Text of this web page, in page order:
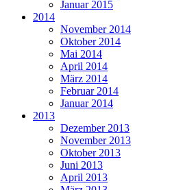
Januar 2015
2014
November 2014
Oktober 2014
Mai 2014
April 2014
März 2014
Februar 2014
Januar 2014
2013
Dezember 2013
November 2013
Oktober 2013
Juni 2013
April 2013